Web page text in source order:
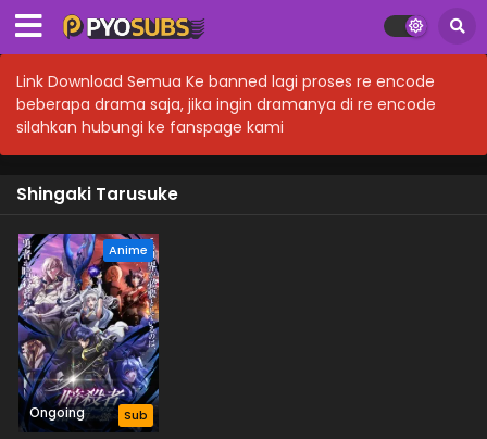
Link Download Semua Ke banned lagi proses re encode
beberapa drama saja, jika ingin dramanya di re encode
silahkan hubungi ke fanspage kami
Shingaki Tarusuke
Anime
Ongoing Sub